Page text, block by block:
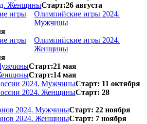
ЖенщиныСтарт:26 августа
Олимпийские игры 2024.
Мужчины
Олимпийские игры 2024.
Женщины
Старт:21 мая
Старт:14 мая
2024. МужчиныСтарт: 11 октября
2024. ЖенщиныСтарт: 28
2024. МужчиныСтарт: 22 ноября
2024. ЖенщиныСтарт: 7 ноября